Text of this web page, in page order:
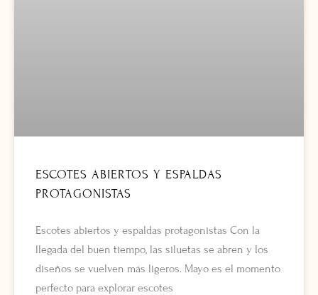
ESCOTES ABIERTOS Y ESPALDAS
PROTAGONISTAS
Escotes abiertos y espaldas protagonistas Con la
llegada del buen tiempo, las siluetas se abren y los
diseños se vuelven más ligeros. Mayo es el momento
perfecto para explorar escotes